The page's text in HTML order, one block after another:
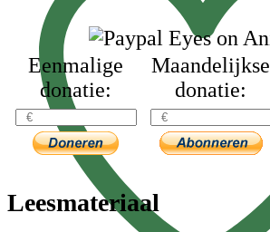
Eenmalige
donatie:
Maandelijkse
donatie:
Leesmateriaal